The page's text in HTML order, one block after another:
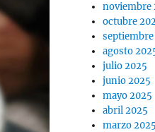
noviembre
octubre
septiembre
agosto
julio 2025
junio 2025
mayo 2025
abril 2025
marzo 2025